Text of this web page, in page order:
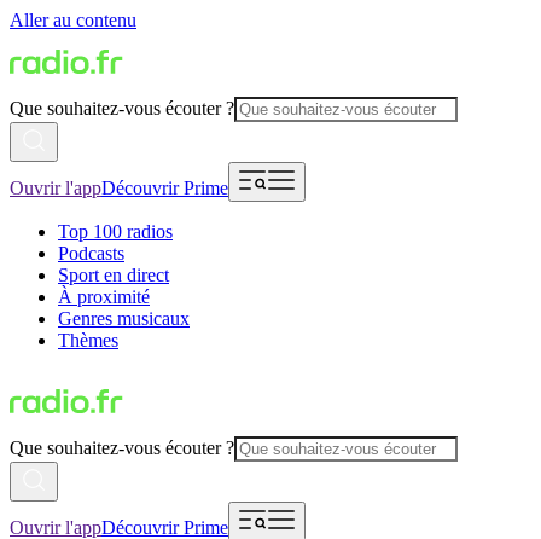
Aller au contenu
Que souhaitez-vous écouter ?
Ouvrir l'appDécouvrir Prime
Top 100 radios
Podcasts
Sport en direct
À proximité
Genres musicaux
Thèmes
Que souhaitez-vous écouter ?
Ouvrir l'appDécouvrir Prime